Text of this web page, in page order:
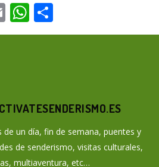
EmailWhatsApp
un día, fin de semana, puentes y
de senderismo, visitas culturales,
multiaventura, etc…